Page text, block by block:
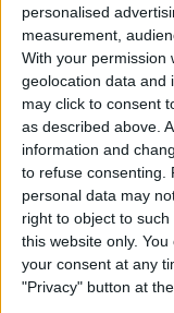
personalised
measurement,
With your permission
geolocation data and
may click to consent
as described above.
information and
to refuse consenting.
personal data may
right to object to
this website only.
your consent at any
"Privacy" button at
Ànima
EL DILUVI
Música de
Folk
Amb tot, a la
sequaços,
(violí i veu), Lluc
Rodríguez